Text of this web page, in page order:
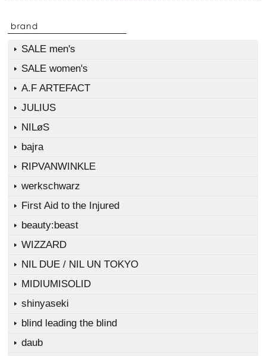
SALE men's
SALE women's
A.F ARTEFACT
JULIUS
NILøS
bajra
RIPVANWINKLE
werkschwarz
First Aid to the Injured
beauty:beast
WIZZARD
NIL DUE / NIL UN TOKYO
MIDIUMISOLID
shinyaseki
blind leading the blind
daub